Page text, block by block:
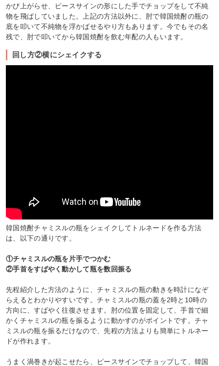
かび上がらせ、ピースサインの形にした手でチョップをして不純
物を飛ばしていました。上記の方法以外に、肘で韓国焼酎の瓶の
底を叩いて不純物を浮かばせるやり方もあります。今でもその名
残で、肘で叩いてから韓国焼酎を飲む年配の人もいます。
回し方②横にシェイクする
韓国焼酎チャミスルの瓶をシェイクしてトルネードを作る方法
は、以下の通りです。
①チャミスルの瓶を片手でつかむ
②手首をすばやく動かして瓶を数回振る
先程紹介した方法のように、チャミスルの瓶の動きを時計になぞ
らえるとわかりやすいです。チャミスルの瓶の蓋を2時と10時の
方向に、すばやく往復させます。肘の位置を固定して、手首で細
かくチャミスルの瓶を振るように動かすのがポイントです。チャ
ミスルの瓶を振るだけなので、先程の方法よりも簡単にトルネー
ドが作れます。
うまく渦巻きが起こせたら、ピースサインでチョップして、韓国